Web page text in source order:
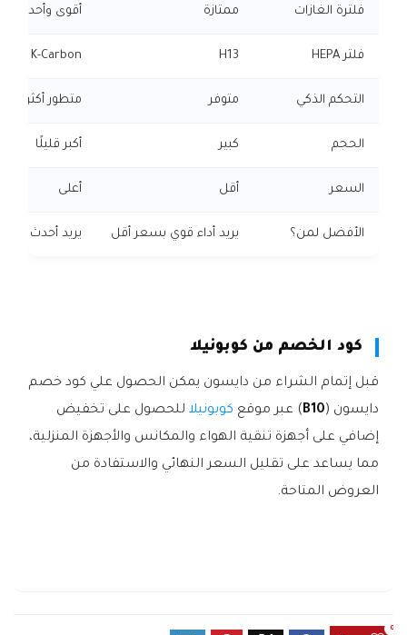
فلترة الغازات ممتازة أقوى وأحدث
فلتر HEPA H13
+ K-Carbon
التحكم الذكي متوفر متطور أكثر
الحجم كبير أكبر قليلًا
السعر أقل أعلى
الأفضل لمن؟ يريد أداء قوي بسعر أقل يريد أحدث
كود الخصم من كوبونيلا
قبل إتمام الشراء من دايسون يمكن الحصول علي كود خصم
دايسون (B10) عبر موقع كوبونيلا للحصول على تخفيض
إضافي على أجهزة تنقية الهواء والمكانس والأجهزة المنزلية،
مما يساعد على تقليل السعر النهائي والاستفادة من
العروض المتاحة.
0